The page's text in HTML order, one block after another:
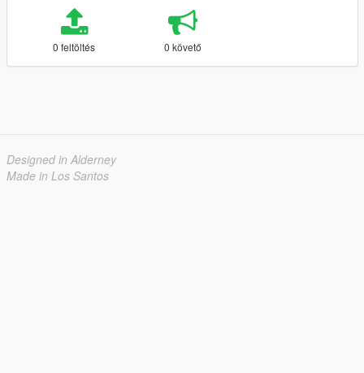
0 feltöltés 0 követő
Designed in Alderney
Made in Los Santos